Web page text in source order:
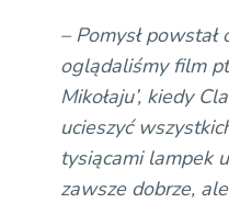
– Pomysł
oglądaliśmy film
Mikołaju’, kiedy
ucieszyć
tysiącami lampek
zawsze dobrze,